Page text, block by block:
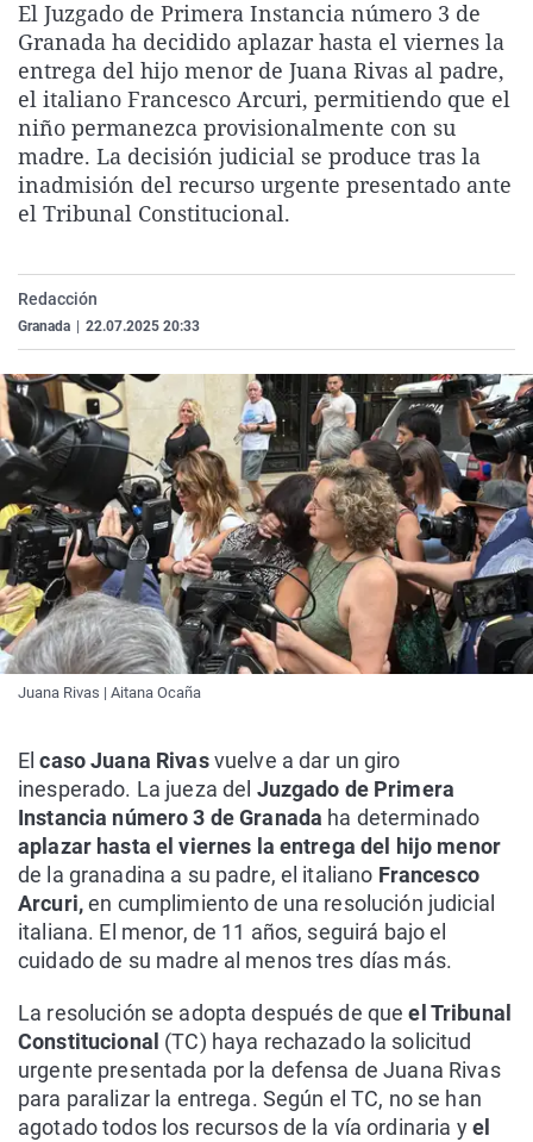
La rosa de los vientos
Gente viajera
Como el perro y el
Caso
Retornados
Equipo de
Operación Viuda
Extremadura
Galicia
La Rioja
Navarra
País Vasco
Virales
Televisión
Elecciones
El Juzgado de Primera Instancia número 3 de
Granada ha decidido aplazar hasta el viernes la
entrega del hijo menor de Juana Rivas al padre,
el italiano Francesco Arcuri, permitiendo que el
niño permanezca provisionalmente con su
madre. La decisión judicial se produce tras la
inadmisión del recurso urgente presentado ante
el Tribunal Constitucional.
Redacción
Granada 22.07.2025 20:33
Juana Rivas | Aitana Ocaña
El caso Juana Rivasvuelve a dar un giro
inesperado. La jueza del Juzgado de Primera
Instancia número 3 de Granada ha determinado
aplazar hasta el viernes la entrega del hijo menor
de la granadina a su padre, el italiano Francesco
Arcuri,en cumplimiento de una resolución judicial
italiana. El menor, de 11 años, seguirá bajo el
cuidado de su madre al menos tres días más.
La resolución se adopta después de queel Tribunal
Constitucional (TC) haya rechazado la solicitud
urgente presentada por la defensa de Juana Rivas
para paralizar la entrega. Según el TC, no se han
agotado todos los recursos de la vía ordinaria yel